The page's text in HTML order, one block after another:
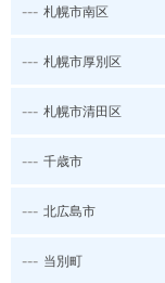
--- 札幌市南区
--- 札幌市厚別区
--- 札幌市清田区
--- 千歳市
--- 北広島市
--- 当別町